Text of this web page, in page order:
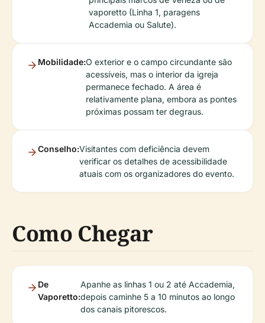
vaporetto (Linha 1, paragens
Accademia ou Salute).
Mobilidade:O exterior e o campo circundante são
acessíveis, mas o interior da igreja
permanece fechado. A área é
relativamente plana, embora as pontes
próximas possam ter degraus.
Conselho:Visitantes com deficiência devem
verificar os detalhes de acessibilidade
atuais com os organizadores do evento.
Como Chegar
De
Vaporetto:
Apanhe as linhas 1 ou 2 até Accademia,
depois caminhe 5 a 10 minutos ao longo
dos canais pitorescos.